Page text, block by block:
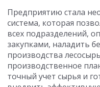
Предприятию стала
система, которая
всех подразделений,
закупками, наладить
производства
производственное
точный учет сырья и